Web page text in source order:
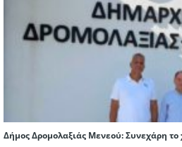
Δήμος Δρομολαξιάς Μενεού: Συνεχάρη το